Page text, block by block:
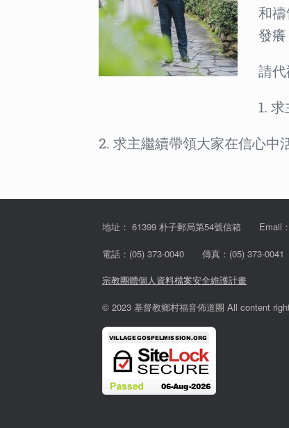
和
發
請代
1.
2. 求主繼續帶領大家在信心中
地址： 61399 朴子郵局第54號信箱 Email
電話：(05) 373-0040 傳真：(05) 373-0041
宗教團體個人資料檔案安全維護計畫
© 2023 基督教鄉村福音佈道團 All content